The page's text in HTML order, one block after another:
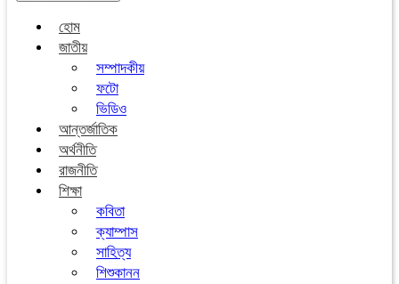
হোম
জাতীয়
সম্পাদকীয়
ফটো
ভিডিও
আন্তর্জাতিক
অর্থনীতি
রাজনীতি
শিক্ষা
কবিতা
ক্যাম্পাস
সাহিত্য
শিশুকানন